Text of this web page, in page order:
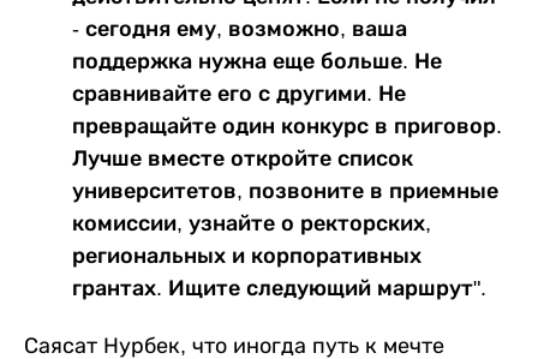
- сегодня ему, возможно, ваша
поддержка нужна еще больше. Не
сравнивайте его с другими. Не
превращайте один конкурс в приговор.
Лучше вместе откройте список
университетов, позвоните в приемные
комиссии, узнайте о ректорских,
региональных и корпоративных
грантах. Ищите следующий маршрут".
Саясат Нурбек, что иногда путь к мечте